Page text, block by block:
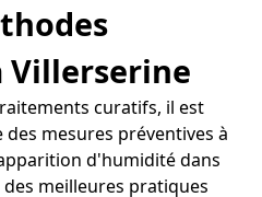
Villerserine
curatifs, il est
mesures préventives à
d'humidité dans
meilleures pratiques